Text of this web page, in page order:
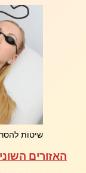
שיטות
האזורים